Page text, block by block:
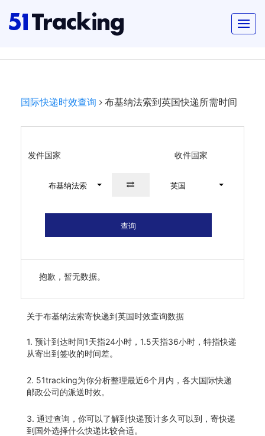
国际快递时效查询 布基纳法索到英国快递所需时间
发件国家 收件国家
布基纳法索 英国
查询
抱歉，暂无数据。
关于布基纳法索寄快递到英国时效查询数据
1. 预计到达时间1天指24小时，1.5天指36小时，特指快递
从寄出到签收的时间差。
2. 51tracking为你分析整理最近6个月内，各大国际快递
邮政公司的派送时效。
3. 通过查询，你可以了解到快递预计多久可以到，寄快递
到国外选择什么快递比较合适。